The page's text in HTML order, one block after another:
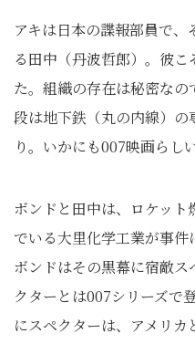
アキは日本の諜報部員で
る田中（丹波哲郎）。彼
た。組織の存在は秘密な
段は地下鉄（丸の内線）の
り。いかにも007映画らしい
ボンドと田中は、ロケッ
でいる大里化学工業が事件
ボンドはその黒幕に宿敵
クターとは007シリーズで
にスペクターは、アメリ